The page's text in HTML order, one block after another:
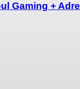
Gaming +